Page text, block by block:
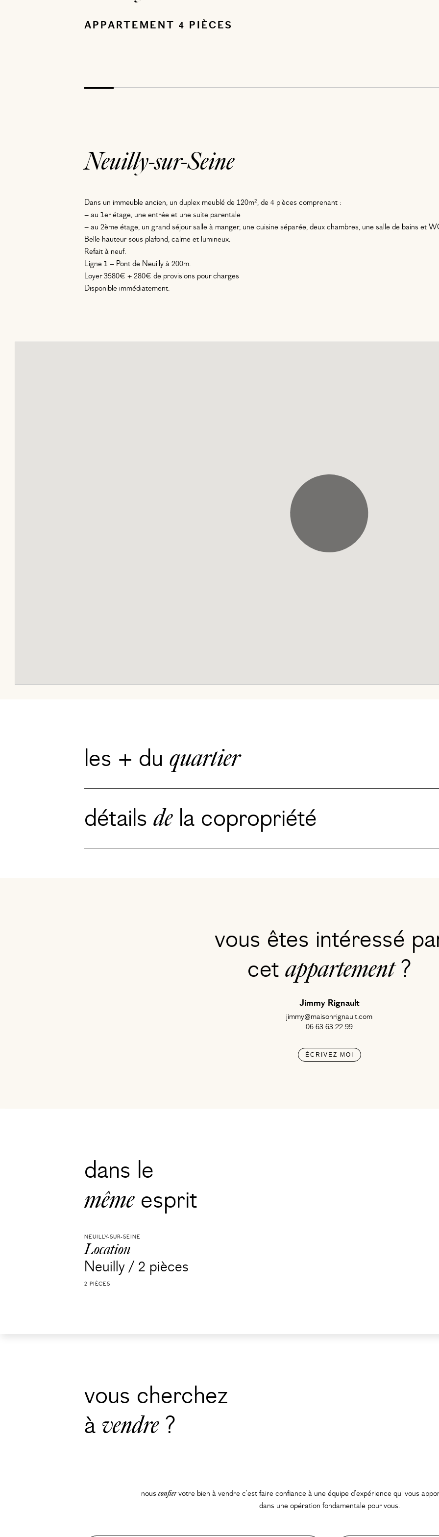
APPARTEMENT 4 PIÈCES
Neuilly-sur-Seine
Dans un immeuble ancien, un duplex meublé de 120m², de 4 pièces comprenant :
– au 1er étage, une entrée et une suite parentale
– au 2ème étage, un grand séjour salle à manger, une cuisine séparée, deux chambres, une salle de bains et
Belle hauteur sous plafond, calme et lumineux.
Refait à neuf.
Ligne 1 – Pont de Neuilly à 200m.
Loyer 3580€ + 280€ de provisions pour charges
Disponible immédiatement.
les + du quartier
détailsdela copropriété
vous êtes intéressé
cetappartement?
Jimmy Rignault
jimmy@maisonrignault.com
06 63 63 22 99
ÉCRIVEZ MOI
dans le
mêmeesprit
NEUILLY-SUR-SEINE
Location
Neuilly / 2 pièces
2 PIÈCES
vous cherchez
à vendre?
nous confiervotre bien à vendre c’est faire confiance à une équipe d’expérience qui vous
dans une opération fondamentale pour vous.